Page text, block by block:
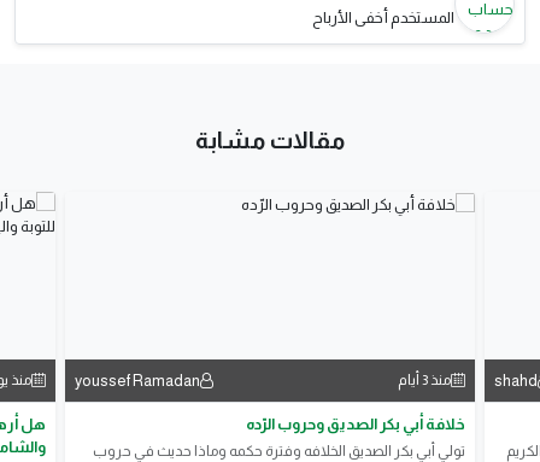
المستخدم أخفى الأرباح
مقالات مشابة
shahd منذ 3 أيام youssef Ramadan
خلافة أبي بكر الصديق وحروب الرّده
تولي أبي بكر الصديق الخلافه وفترة حكمه وماذا حديث في حروب
منذ
هل